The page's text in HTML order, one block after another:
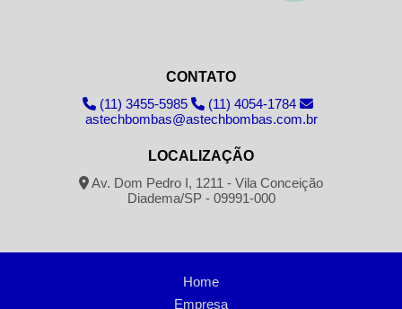
CONTATO
(11) 3455-5985
(11) 4054-1784
astechbombas@astechbombas.com.br
LOCALIZAÇÃO
Av. Dom Pedro I, 1211 - Vila Conceição
Diadema/SP - 09991-000
Home
Empresa